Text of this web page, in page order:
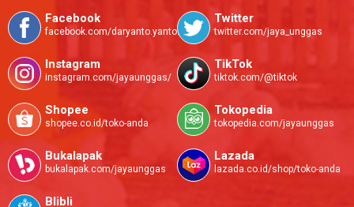
Facebook
facebook.com/daryanto.yanto.585
Twitter
twitter.com/jaya_unggas
Instagram
instagram.com/jayaunggas/
TikTok
tiktok.com/@tiktok
Shopee
shopee.co.id/toko-anda
Tokopedia
tokopedia.com/jayaunggas
Bukalapak
bukalapak.com/jayaunggas
Lazada
lazada.co.id/shop/toko-anda
Blibli